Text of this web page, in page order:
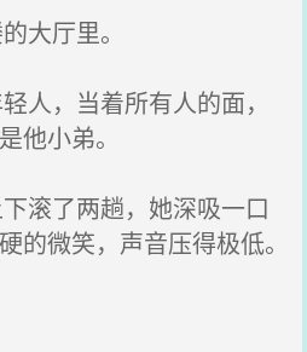
大厅里。
人，当着所有人的面，
他小弟。
滚了两趟，她深吸一口
的微笑，声音压得极低。